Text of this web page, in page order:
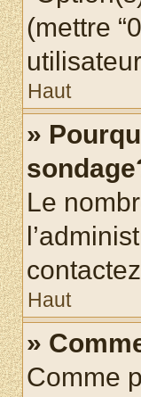
(mettre
Haut
»
Le
Haut
»
Comme